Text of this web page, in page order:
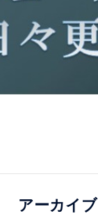
アーカイブ